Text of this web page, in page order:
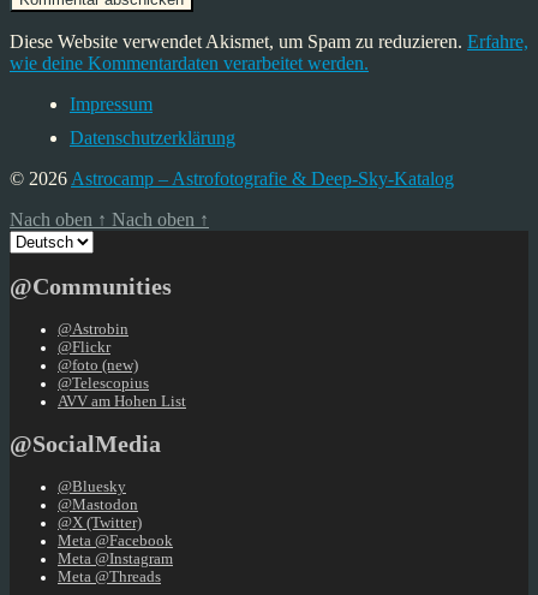
Diese Website verwendet Akismet, um Spam zu reduzieren. Erfahre,
wie deine Kommentardaten verarbeitet werden.
Impressum
Datenschutzerklärung
© 2026 Astrocamp – Astrofotografie & Deep-Sky-Katalog
Nach oben ↑ Nach oben ↑
Sprache
auswählen
@Communities
@Astrobin
@Flickr
@foto (new)
@Telescopius
AVV am Hohen List
@SocialMedia
@Bluesky
@Mastodon
@X (Twitter)
Meta @Facebook
Meta @Instagram
Meta @Threads